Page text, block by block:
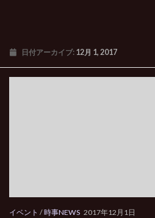
日付アーカイブ: 12月 1, 2017
イベント /時事NEWS 2017年12月1日